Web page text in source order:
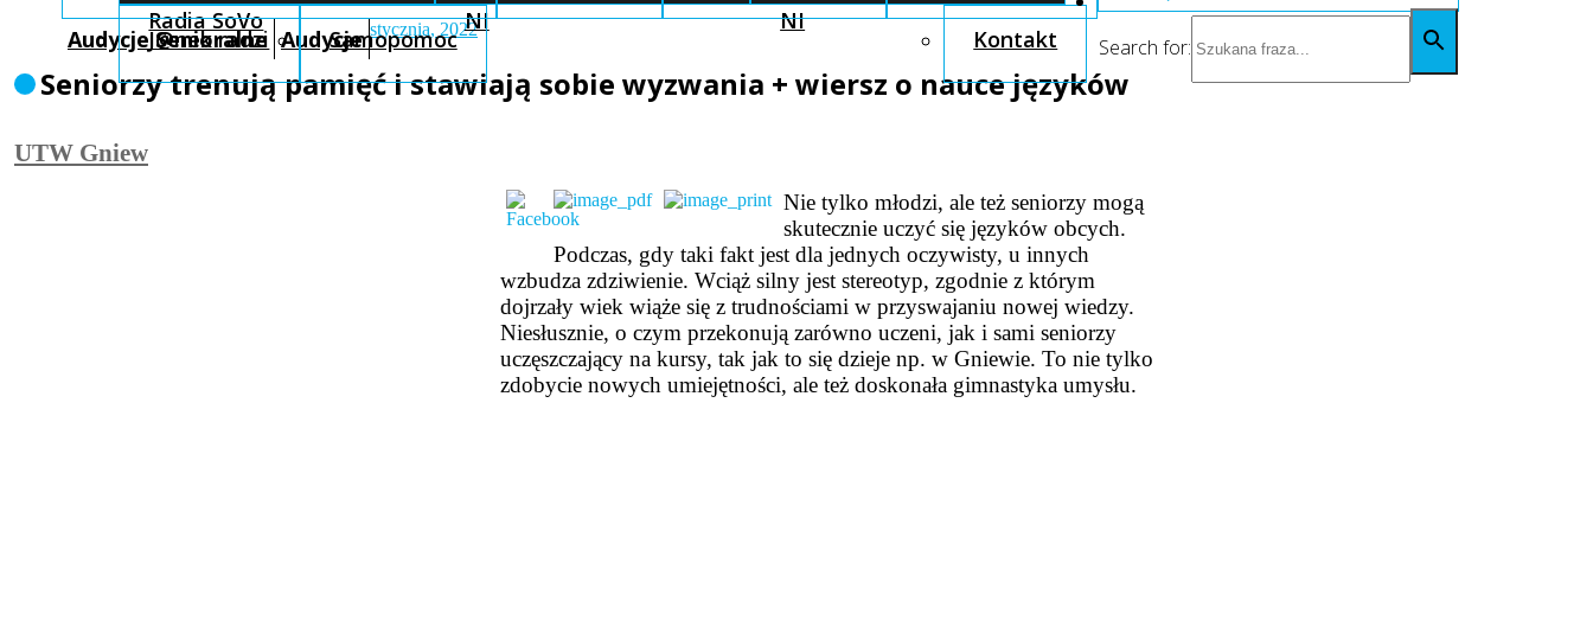
Radia SoVo NI NI
J@nek radzi Samopomoc Kontakt Search for:
Audycje Senioralne Audycje stycznia, 2022
Seniorzy trenują pamięć i stawiają sobie wyzwania + wiersz o nauce języków
UTW Gniew
Nie tylko młodzi, ale też seniorzy mogą
skutecznie uczyć się języków obcych.
Podczas, gdy taki fakt jest dla jednych oczywisty, u innych
wzbudza zdziwienie. Wciąż silny jest stereotyp, zgodnie z którym
dojrzały wiek wiąże się z trudnościami w przyswajaniu nowej wiedzy.
Niesłusznie, o czym przekonują zarówno uczeni, jak i sami seniorzy
uczęszczający na kursy, tak jak to się dzieje np. w Gniewie. To nie tylko
zdobycie nowych umiejętności, ale też doskonała gimnastyka umysłu.